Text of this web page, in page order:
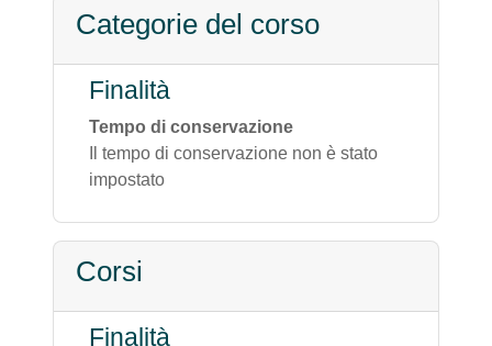
Categorie del corso
Finalità
Tempo di conservazione
Il tempo di conservazione non è stato
impostato
Corsi
Finalità